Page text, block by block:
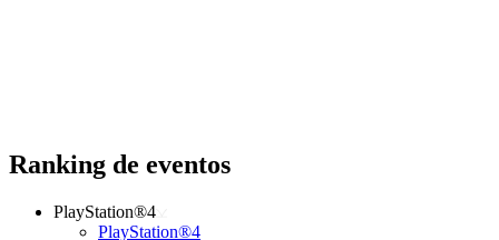
Ranking de eventos
PlayStation®4
PlayStation®4